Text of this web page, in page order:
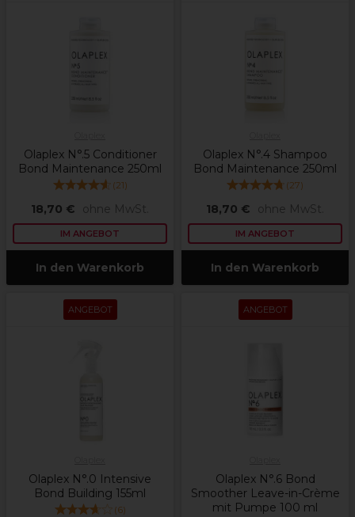
Olaplex N°.5 Conditioner
Bond Maintenance 250ml
(21)
18,70 € ohne MwSt.
IM ANGEBOT
In den Warenkorb
Olaplex N°.4 Shampoo
Bond Maintenance 250ml
(27)
18,70 € ohne MwSt.
IM ANGEBOT
In den Warenkorb
ANGEBOT
Olaplex N°.0 Intensive
Bond Building 155ml
(6)
ANGEBOT
Olaplex N°.6 Bond
Smoother Leave-in-Crème
mit Pumpe 100 ml